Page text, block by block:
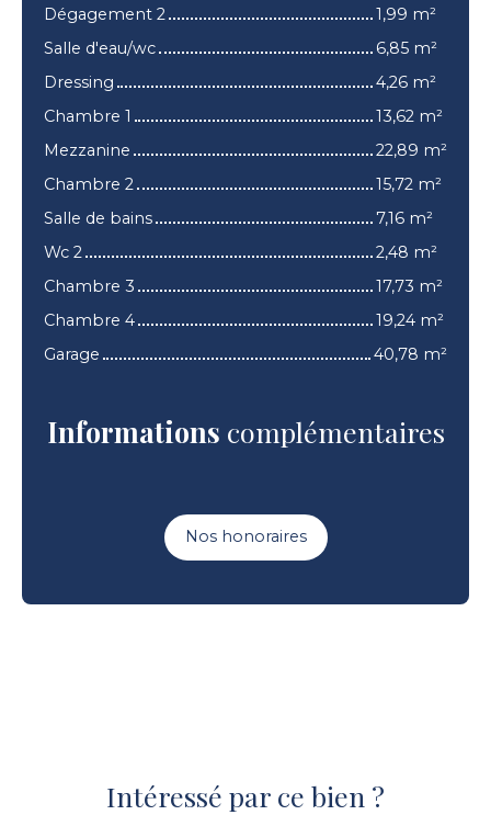
Dégagement 2
1,99 m²
Salle d'eau/wc
6,85 m²
Dressing
4,26 m²
Chambre 1
13,62 m²
Mezzanine
22,89 m²
Chambre 2
15,72 m²
Salle de bains
7,16 m²
Wc 2
2,48 m²
Chambre 3
17,73 m²
Chambre 4
19,24 m²
Garage
40,78 m²
Informations complémentaires
Nos honoraires
Intéressé par ce bien ?